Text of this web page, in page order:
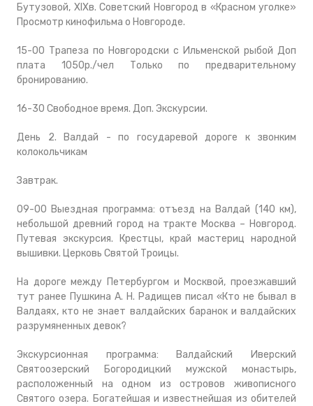
Бутузовой, XIXв. Советский Новгород в «Красном уголке»
Просмотр кинофильма о Новгороде.
15-00 Трапеза по Новгородски с Ильменской рыбой Доп
плата 1050р./чел Только по предварительному
бронированию.
16-30 Cвободное время. Доп. Экскурсии.
День 2. Валдай - по государевой дороге к звонким
колокольчикам
Завтрак.
09-00 Выездная программа: отъезд на Валдай (140 км),
небольшой древний город на тракте Москва – Новгород.
Путевая экскурсия. Крестцы, край мастериц народной
вышивки. Церковь Святой Троицы.
На дороге между Петербургом и Москвой, проезжавший
тут ранее Пушкина А. Н. Радищев писал «Кто не бывал в
Валдаях, кто не знает валдайских баранок и валдайских
разрумяненных девок?
Экскурсионная программа: Валдайский Иверский
Святоозерский Богородицкий мужской монастырь,
расположенный на одном из островов живописного
Святого озера. Богатейшая и известнейшая из обителей